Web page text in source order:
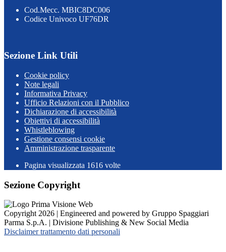
Cod.Mecc. MBIC8DC006
Codice Univoco UF76DR
Sezione Link Utili
Cookie policy
Note legali
Informativa Privacy
Ufficio Relazioni con il Pubblico
Dichiarazione di accessibilità
Obiettivi di accessibilità
Whistleblowing
Gestione consensi cookie
Amministrazione trasparente
Pagina visualizzata 1616 volte
Sezione Copyright
Copyright 2026 | Engineered and powered by Gruppo Spaggiari
Parma S.p.A. | Divisione Publishing & New Social Media
Disclaimer trattamento dati personali